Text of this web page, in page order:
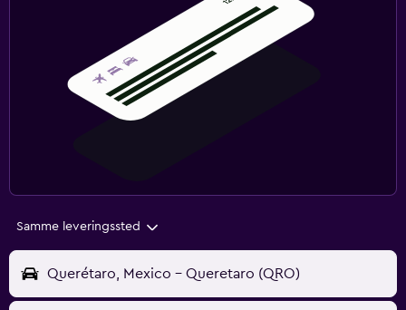
Samme leveringssted
Querétaro, Mexico - Queretaro (QRO)